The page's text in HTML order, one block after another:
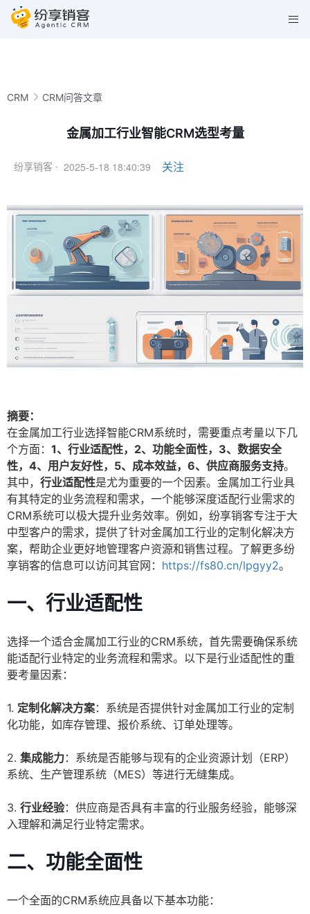
CRM CRM问答文章
金属加工行业智能CRM选型考量
纷享销客 · 2025-5-18 18:40:39 关注
摘要：
在金属加工行业选择智能CRM系统时，需要重点考量以下几
个方面： 1、行业适配性，2、功能全面性，3、数据安全
性，4、用户友好性，5、成本效益，6、供应商服务支持。
其中， 行业适配性是尤为重要的一个因素。金属加工行业具
有其特定的业务流程和需求，一个能够深度适配行业需求的
CRM系统可以极大提升业务效率。例如，纷享销客专注于大
中型客户的需求，提供了针对金属加工行业的定制化解决方
案，帮助企业更好地管理客户资源和销售过程。了解更多纷
享销客的信息可以访问其官网： https://fs80.cn/lpgyy2。
一、行业适配性
选择一个适合金属加工行业的CRM系统，首先需要确保系统
能适配行业特定的业务流程和需求。以下是行业适配性的重
要考量因素：
1. 定制化解决方案：系统是否提供针对金属加工行业的定制
化功能，如库存管理、报价系统、订单处理等。
2. 集成能力：系统是否能够与现有的企业资源计划（ERP）
系统、生产管理系统（MES）等进行无缝集成。
3. 行业经验：供应商是否具有丰富的行业服务经验，能够深
入理解和满足行业特定需求。
二、功能全面性
一个全面的CRM系统应具备以下基本功能：